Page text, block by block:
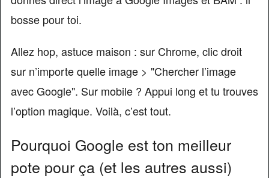
bosse pour toi.
Allez hop, astuce maison : sur Chrome, clic droit
sur n’importe quelle image > "Chercher l’image
avec Google". Sur mobile ? Appui long et tu trouves
l’option magique. Voilà, c’est tout.
Pourquoi Google est ton meilleur
pote pour ça (et les autres aussi)